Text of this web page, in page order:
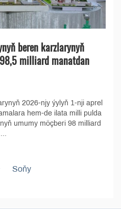
beren karzlarynyň
milliard manatdan
2026-njy ýylyň 1-nji aprel
hem-de ilata milli pulda
umumy möçberi 98 milliard
Soňy